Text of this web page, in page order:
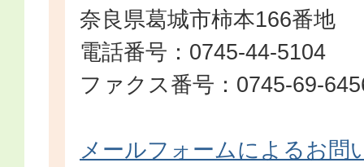
奈良県葛城市柿本166番地
電話番号：0745-44-5104
ファクス番号：0745-69-
メールフォームによるお問